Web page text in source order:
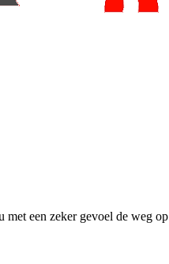
met een zeker gevoel de weg op